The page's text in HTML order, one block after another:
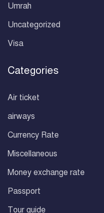
Umrah
Uncategorized
Visa
Categories
Air ticket
airways
Currency Rate
Miscellaneous
Money exchange rate
Passport
Tour guide